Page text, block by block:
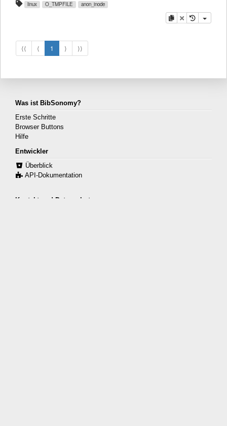
linux O_TMPFILE anon_inode
Kopieren
Löschen
⟨⟨ ⟨ 1 ⟩ ⟩⟩
Was ist BibSonomy?
Erste Schritte
Browser Buttons
Hilfe
Entwickler
Überblick
API-Dokumentation
Kontakt und Datenschutz